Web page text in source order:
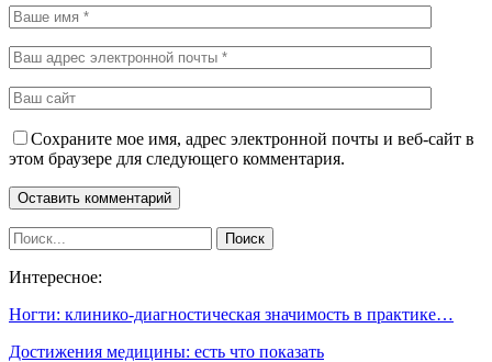
Сохраните мое имя, адрес электронной почты и веб-сайт в
этом браузере для следующего комментария.
Интересное:
Ногти: клинико-диагностическая значимость в практике…
Достижения медицины: есть что показать